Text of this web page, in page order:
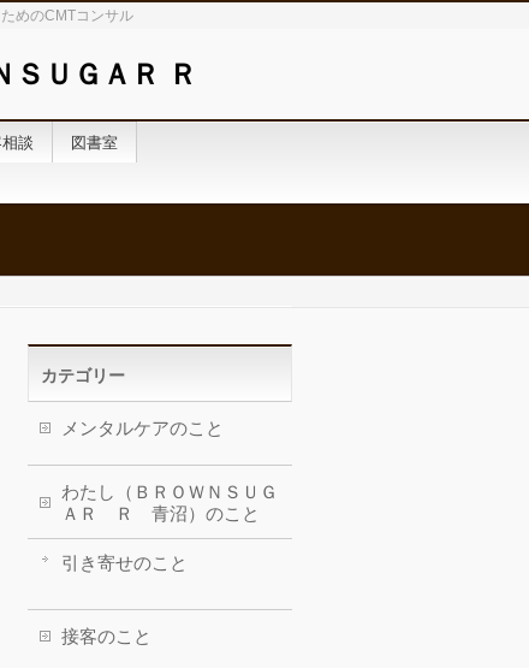
めのCMTコンサル
ＵＧＡＲ Ｒ
談 図書室
カテゴリー
メンタルケアのこと
わたし（ＢＲＯＷＮＳＵＧ
ＡＲ Ｒ 青沼）のこと
引き寄せのこと
接客のこと